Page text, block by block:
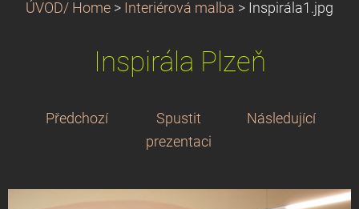
ÚVOD/ Home > Interiérová malba > Inspirála1.jpg
Inspirála Plzeň
Předchozí
Spustit
prezentaci
Následující